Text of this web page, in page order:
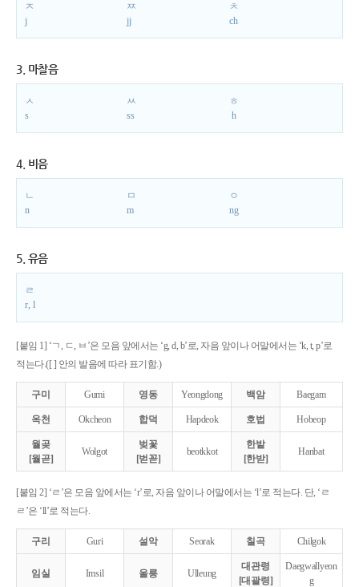
ㅈ
j
ㅉ
jj
ㅊ
ch
3. 마찰음
ㅅ
s
ㅆ
ss
ㅎ
h
4. 비음
ㄴ
n
ㅁ
m
ㅇ
ng
5. 유음
ㄹ
r, l
[붙임 1] ‘ㄱ, ㄷ, ㅂ’은 모음 앞에서는 ‘g, d, b’로, 자음 앞이나 어말에서는 ‘k, t, p’로
적는다.([ ] 안의 발음에 따라 표기함.)
구미 Gumi 영동 Yeongdong 백암 Baegam
옥천 Okcheon 합덕 Hapdeok 호법 Hobeop
월곶
[월곧]
Wolgot
벚꽃
[벋꼳]
beotkkot
한밭
[한받]
Hanbat
[붙임 2] ‘ㄹ’은 모음 앞에서는 ‘r’로, 자음 앞이나 어말에서는 ‘l’로 적는다. 단, ‘ㄹ
ㄹ’은 ‘ll’로 적는다.
구리 Guri 설악 Seorak 칠곡 Chilgok
임실 Imsil 울릉 Ulleung
대관령
[대괄령]
Daegwallyeon
g